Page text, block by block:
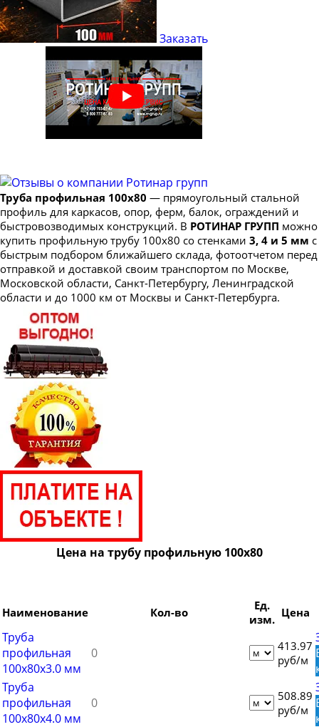
Труба профильная 40х25
Труба профильная 50х20
Труба профильная 50х25
Труба профильная 50х30
Труба профильная 50х40
Труба профильная 60х40
Труба профильная 70х20
Труба профильная 70х30
Труба профильная 70х40
Труба профильная 70х50
Труба профильная 80х30
Труба профильная 80х40
Труба профильная 80х60
Труба профильная 100х40
Труба профильная 100х50
Труба профильная 100х60
Труба профильная 110х30
Труба профильная 120х30
Труба профильная 120х40
Труба профильная 120х50
Труба профильная 120х60
Труба профильная 120х80
Труба профильная 140х60
Труба профильная 140х120
Труба профильная 150х100
Труба профильная 160х100
Заказать
Труба профильная 100х80 — прямоугольный стальной
профиль для каркасов, опор, ферм, балок, ограждений и
быстровозводимых конструкций. В РОТИНАР ГРУПП можно
купить профильную трубу 100х80 со стенками 3, 4 и 5 мм с
быстрым подбором ближайшего склада, фотоотчетом перед
отправкой и доставкой своим транспортом по Москве,
Московской области, Санкт-Петербургу, Ленинградской
области и до 1000 км от Москвы и Санкт-Петербурга.
Цена на трубу профильную 100х80
Наименование Кол-во
Ед.
изм. Цена
Труба
профильная
100х80х3.0 мм
413.97
руб/м
Труба
профильная
100х80х4.0 мм
508.89
руб/м